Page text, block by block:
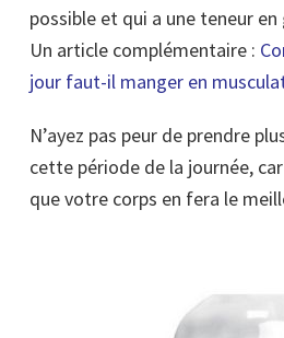
possible et qui a une teneur en
Un article complémentaire :
jour faut-il manger en
N’ayez pas peur de prendre
cette période de la journée,
que votre corps en fera le